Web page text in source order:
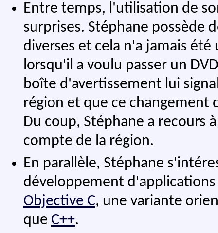
Entre temps, l'utilisation de
surprises. Stéphane possède
diverses et cela n'a jamais
lorsqu'il a voulu passer un
boîte d'avertissement lui
région et que ce changement
Du coup, Stéphane a recours
compte de la région.
En parallèle, Stéphane
développement d'applications
Objective C, une variante
que C++.